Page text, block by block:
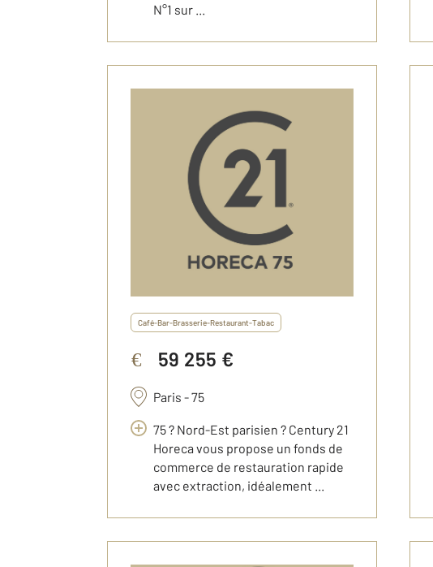
N°1 sur ...
Café-Bar-Brasserie-Restaurant-Tabac
€ 59 255 €
Paris - 75
75 ? Nord-Est parisien ? Century 21
Horeca vous propose un fonds de
commerce de restauration rapide
avec extraction, idéalement ...